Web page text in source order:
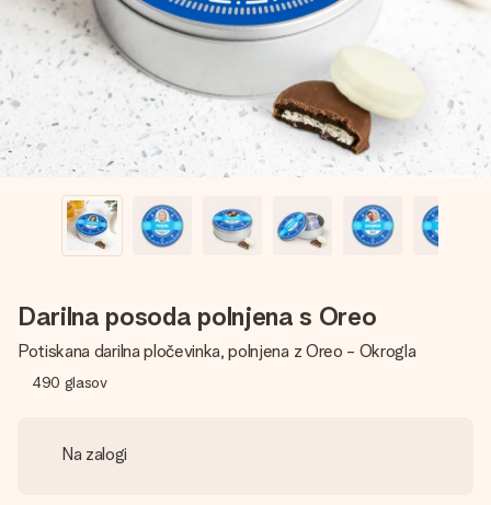
V nekaj preprostih korakih ustvari nekaj edinstvenega – z
njenim imenom, tvojo fotografijo ali sporočilom, ki ogreje
srce. Brez zapletov, le vsa ljubezen za ta trenutek.
Darilna posoda polnjena s Oreo
Potiskana darilna pločevinka, polnjena z Oreo - Okrogla
490 glasov
Na zalogi